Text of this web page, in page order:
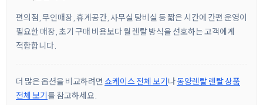
편의점, 무인매장, 휴게공간, 사무실 탕비실 등 짧은 시간에 간편 운영이
필요한 매장, 초기 구매 비용보다 월 렌탈 방식을 선호하는 고객에게
적합합니다.
더 많은 옵션을 비교하려면 쇼케이스 전체 보기나동양렌탈 렌탈 상품
전체 보기를 참고하세요.